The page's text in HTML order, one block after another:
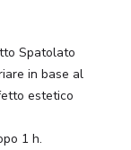
Spatolato
in base al
estetico
1 h.